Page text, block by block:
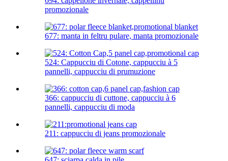
promozionale
677: manta in feltru pulare, manta promozionale
524: Cappucciu di Cotone, cappucciu à 5
pannelli, cappucciu di prumuzione
366: cappucciu di cuttone, cappucciu à 6
pannelli, cappucciu di moda
211: cappucciu di jeans promozionale